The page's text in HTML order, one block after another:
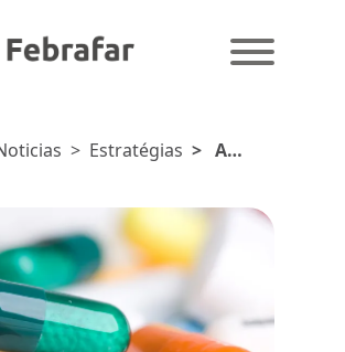
> Estratégias > A
do mix de
e de preço